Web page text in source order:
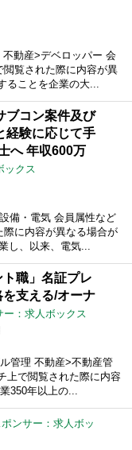
不動産>デベロッパー 会
閲覧された際に内容が異
ことを企業の大...
ブコン案件及び
経験に応じて手
へ 年収600万
ックス
備・電気 会員属性など
に内容が異なる場合が
し、以来、電気...
ト職」名証プレ
支える/オーナ
ー：求人ボックス
管理 不動産>不動産管
上で閲覧された際に内容
350年以上の...
ポンサー：求人ボッ